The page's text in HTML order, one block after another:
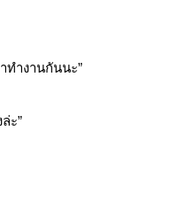
ทำงานกันนะ”
ะ”